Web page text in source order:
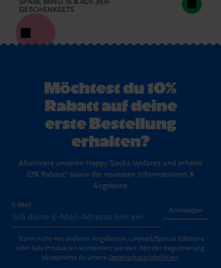
SPARE MIND. 15 % AUF 3ER-
GESCHENKSETS
Möchtest du 10%
Rabatt auf deine
erste Bestellung
erhalten?
Abonniere unseren Happy Socks Updates und erhalte
10% Rabatt* sowie die neuesten Informationen &
Angebote.
E-Mail
Anmelden
*Kann nicht mit anderen Angeboten, Limited/Special Editions
oder Sale Produkten kombiniert werden. Mit der Registrierung
akzeptierst du unsere Datenschutzrichtlinien.